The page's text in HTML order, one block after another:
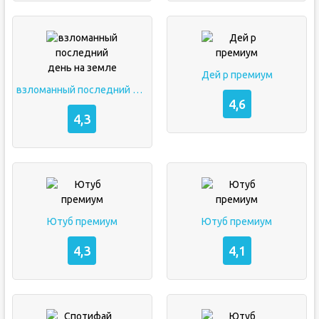
взломанный последний день на земле
4,3
Дей р премиум
4,6
Ютуб премиум
4,3
Ютуб премиум
4,1